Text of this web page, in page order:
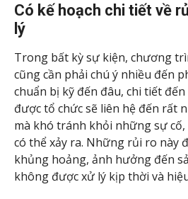
Có kế hoạch chi tiết về
lý
Trong bất kỳ sự kiện, chương
cũng cần phải chú ý nhiều đến
chuẩn bị kỹ đến đâu, chi tiết
được tổ chức sẽ liên hệ đến rất
mà khó tránh khỏi những sự
có thể xảy ra. Những rủi ro này
khủng hoảng, ảnh hưởng đến
không được xử lý kịp thời và